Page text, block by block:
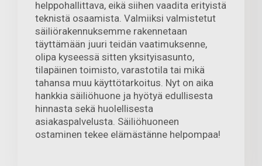
helppohallittava, eikä siihen vaadita erityistä
teknistä osaamista. Valmiiksi valmistetut
säiliörakennuksemme rakennetaan
täyttämään juuri teidän vaatimuksenne,
olipa kyseessä sitten yksityisasunto,
tilapäinen toimisto, varastotila tai mikä
tahansa muu käyttötarkoitus. Nyt on aika
hankkia säiliöhuone ja hyötyä edullisesta
hinnasta sekä huolellisesta
asiakaspalvelusta. Säiliöhuoneen
ostaminen tekee elämästänne helpompaa!